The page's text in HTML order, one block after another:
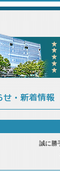
誠に勝